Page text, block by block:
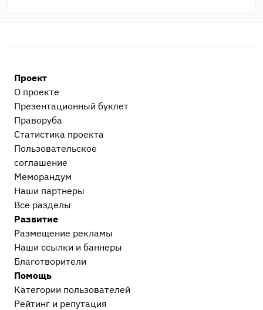
После приговора или решения суда
Исполнительное производство
Прочее
Остальные дела, не вошедшие в другие
категории 1
Проект
О проекте
Презентационный букл​ет
Праворуба
Статистика проекта
Пользовательское
соглашение
Меморандум
Наши партнеры
Все разделы
Развитие
Размещение рекламы
Наши ссылки и баннеры
Благотворители
Помощь
Категории пользователей
Рейтинг и репутация